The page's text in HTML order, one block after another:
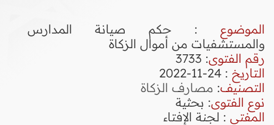
الموضوع : حكم صيانة المدارس
والمستشفيات من أموال الزكاة
رقم الفتوى:
3733
التاريخ : 24-11-2022
التصنيف: مصارف الزكاة
نوع الفتوى: بحثية
المفتي : لجنة الإفتاء